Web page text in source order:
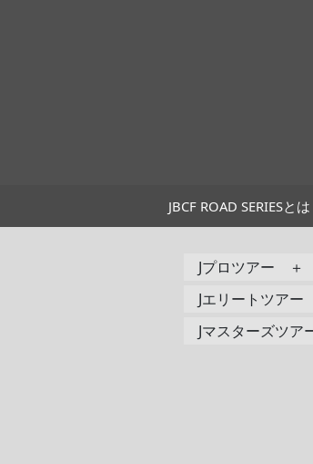
JBCF ROAD SERIESとは
Jプロツアー ＋
Jエリートツア
Jマスターズツ